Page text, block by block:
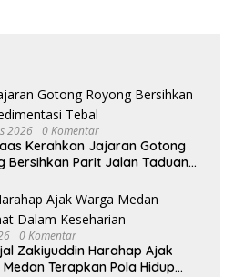
2026 0 Komentar
Kerahkan Jajaran Gotong
Bersihkan Parit Jalan Taduan
0 Komentar
Zakiyuddin Harahap Ajak
Terapkan Pola Hidup